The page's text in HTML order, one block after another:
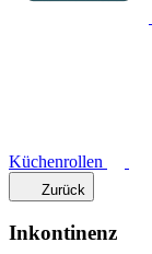
Küchenrollen
Zurück
Inkontinenz